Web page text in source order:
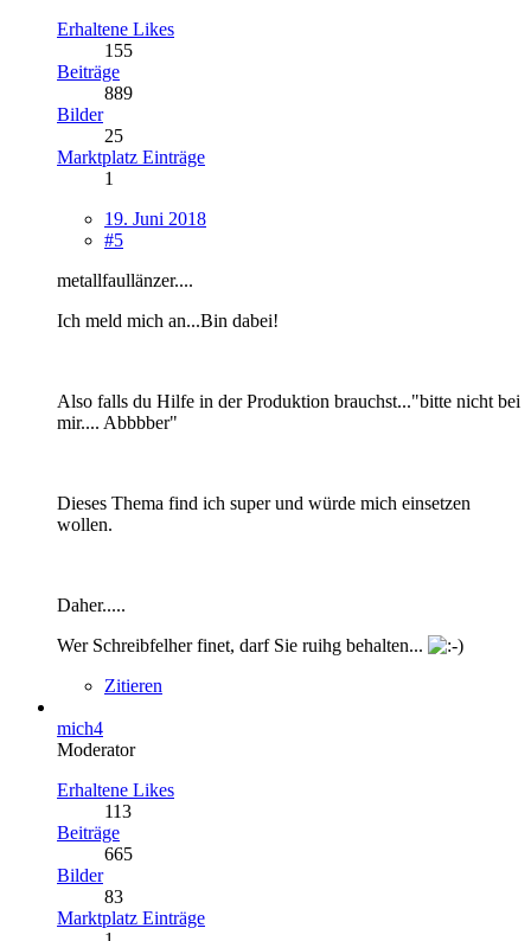
Erhaltene Likes
155
Beiträge
889
Bilder
25
Marktplatz Einträge
1
19. Juni 2018
#5
metallfaullänzer....
Ich meld mich an...Bin dabei!
Also falls du Hilfe in der Produktion brauchst..."bitte nicht bei
mir.... Abbbber"
Dieses Thema find ich super und würde mich einsetzen
wollen.
Daher.....
Wer Schreibfelher finet, darf Sie ruihg behalten...
Zitieren
mich4
Moderator
Erhaltene Likes
113
Beiträge
665
Bilder
83
Marktplatz Einträge